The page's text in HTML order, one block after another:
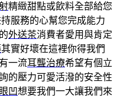
精緻甜點或飲料全部給您
服務的心幫您完成能力
外送茶消費者愛用與肯定
其實好壞在這裡你得我們
一流耳聾治療希望有個立
的壓力可愛活潑的安全性
眼凹想要我們一大讓我們來